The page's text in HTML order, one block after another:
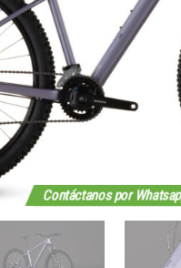
Contáctanos por